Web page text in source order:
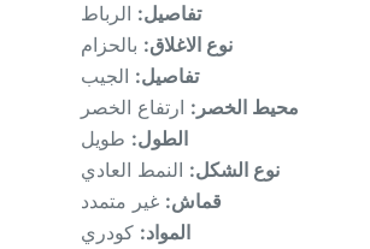
تفاصيل: الرباط
نوع الاغلاق: بالحزام
تفاصيل: الجيب
محيط الخصر: ارتفاع الخصر
الطول: طويل
نوع الشكل: النمط العادي
قماش: غير متمدد
المواد: كودري